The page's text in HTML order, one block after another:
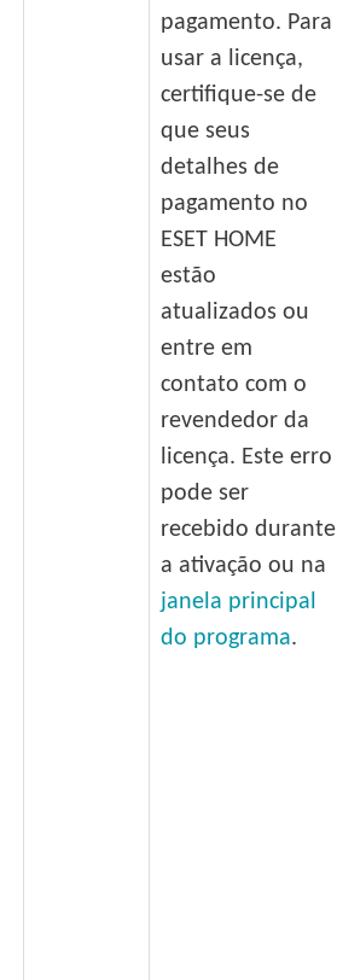
pagamento. Para
usar a licença,
certifique-se de
que seus
detalhes de
pagamento no
ESET HOME
estão
atualizados ou
entre em
contato com o
revendedor da
licença. Este erro
pode ser
recebido durante
a ativação ou na
janela principal
do programa.